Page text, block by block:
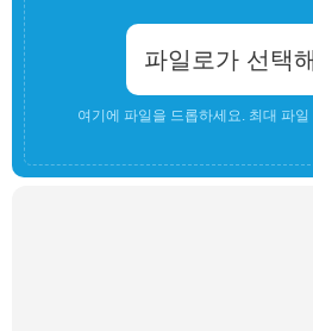
파일로가 선택
여기에 파일을 드롭하세요. 최대 파